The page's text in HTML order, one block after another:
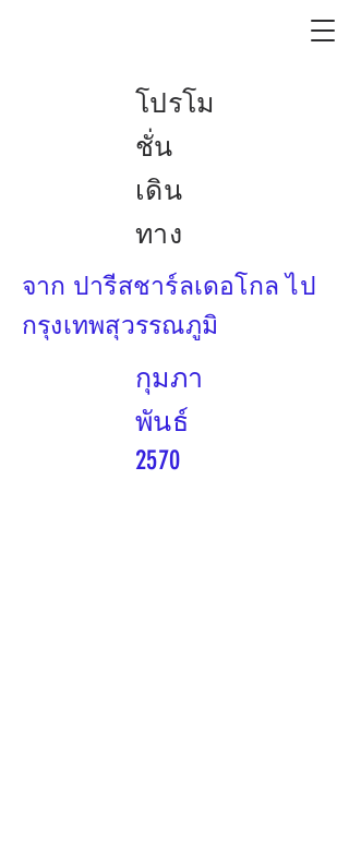
โปรโม
ชั่น
เดิน
ทาง
จาก ปารีสชาร์ลเดอโกล ไป
กรุงเทพสุวรรณภูมิ
กุมภา
พันธ์
2570